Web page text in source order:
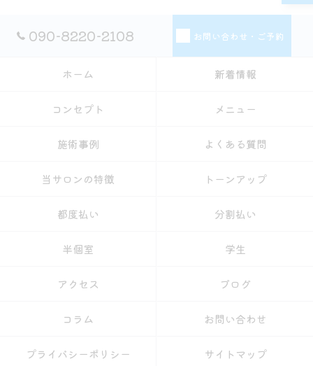
090-8220-2108 お問い合わせ・ご予約
ホーム 新着情報
コンセプト メニュー
施術事例 よくある質問
当サロンの特徴 トーンアップ
都度払い 分割払い
半個室 学生
アクセス ブログ
コラム お問い合わせ
プライバシーポリシー サイトマップ